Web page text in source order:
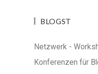
BLOGST
Netzwerk -
Konferenzen für